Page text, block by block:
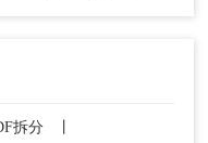
拆分